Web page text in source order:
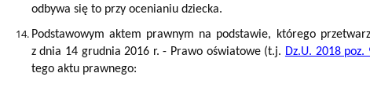
odbywa się to przy ocenianiu dziecka.
Podstawowym aktem prawnym na podstawie, którego
z dnia 14 grudnia 2016 r. - Prawo oświatowe (t.j. Dz.U. 2018 poz.
tego aktu prawnego: